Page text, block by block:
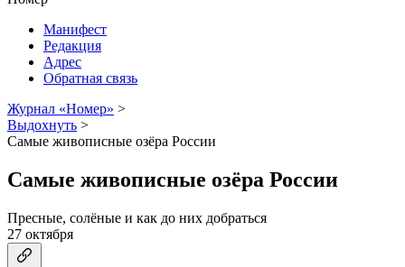
Манифест
Редакция
Адрес
Обратная связь
Журнал «Номер» >
Выдохнуть >
Самые живописные озёра России
Самые живописные озёра России
Пресные, солёные и как до них добраться
27 октября